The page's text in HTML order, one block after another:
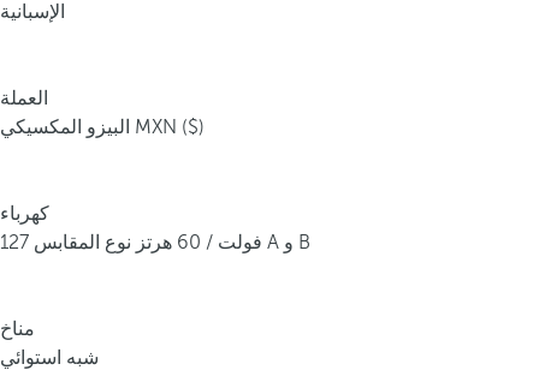
الإسبانية
العملة
البيزو المكسيكي MXN ($)
كهرباء
127 فولت / 60 هرتز نوع المقابس A و B
مناخ
شبه استوائي